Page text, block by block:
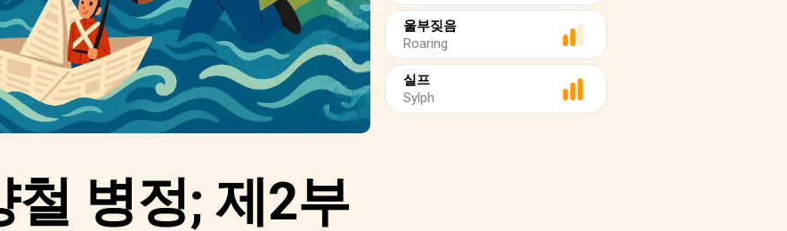
울부짖음
Roaring
실프
Sylph
철 병정; 제2부